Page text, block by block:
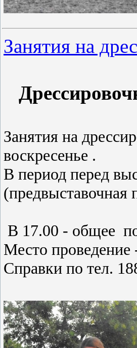
Занятия на
Занятия на
воскресенье .
В период перед
(предвыставочная
В 17.00 - общее
Место проведение
Справки по тел.